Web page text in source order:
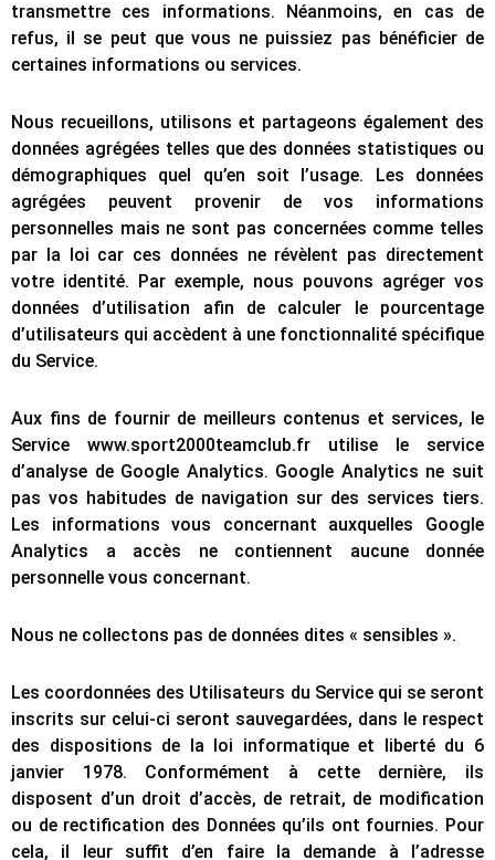
transmettre ces informations. Néanmoins, en cas de
refus, il se peut que vous ne puissiez pas bénéficier de
certaines informations ou services.
Nous recueillons, utilisons et partageons également des
données agrégées telles que des données statistiques ou
démographiques quel qu’en soit l’usage. Les données
agrégées peuvent provenir de vos informations
personnelles mais ne sont pas concernées comme telles
par la loi car ces données ne révèlent pas directement
votre identité. Par exemple, nous pouvons agréger vos
données d’utilisation afin de calculer le pourcentage
d’utilisateurs qui accèdent à une fonctionnalité spécifique
du Service.
Aux fins de fournir de meilleurs contenus et services, le
Service www.sport2000teamclub.fr utilise le service
d’analyse de Google Analytics. Google Analytics ne suit
pas vos habitudes de navigation sur des services tiers.
Les informations vous concernant auxquelles Google
Analytics a accès ne contiennent aucune donnée
personnelle vous concernant.
Nous ne collectons pas de données dites « sensibles ».
Les coordonnées des Utilisateurs du Service qui se seront
inscrits sur celui-ci seront sauvegardées, dans le respect
des dispositions de la loi informatique et liberté du 6
janvier 1978. Conformément à cette dernière, ils
disposent d’un droit d’accès, de retrait, de modification
ou de rectification des Données qu’ils ont fournies. Pour
cela, il leur suffit d’en faire la demande à l’adresse